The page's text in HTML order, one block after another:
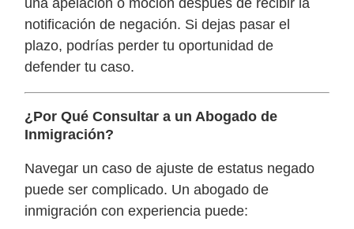
notificación de negación. Si dejas pasar el
plazo, podrías perder tu oportunidad de
defender tu caso.
¿Por Qué Consultar a un Abogado de
Inmigración?
Navegar un caso de ajuste de estatus negado
puede ser complicado. Un abogado de
inmigración con experiencia puede: